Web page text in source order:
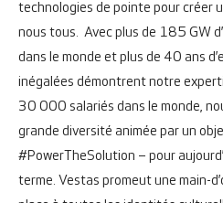
technologies de pointe pour créer
nous tous. Avec plus de 185 GW
dans le monde et plus de 40 ans
inégalées démontrent notre
30 000 salariés dans le monde,
grande diversité animée par un
#PowerTheSolution – pour
terme. Vestas promeut une main-